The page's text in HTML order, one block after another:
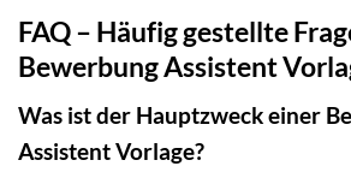
FAQ – Häufig gestellte
Bewerbung Assistent
Was ist der Hauptzweck einer
Assistent Vorlage?